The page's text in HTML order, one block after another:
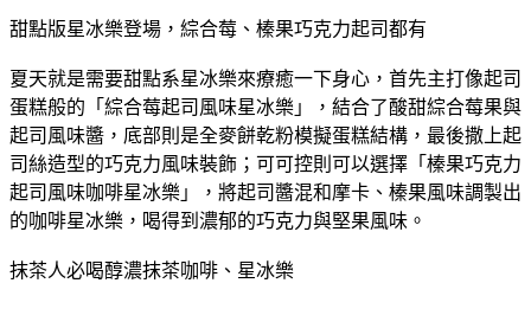
甜點版星冰樂登場，綜合莓、榛果巧克力起司都有
夏天就是需要甜點系星冰樂來療癒一下身心，首先主打像起司
蛋糕般的「綜合莓起司風味星冰樂」，結合了酸甜綜合莓果與
起司風味醬，底部則是全麥餅乾粉模擬蛋糕結構，最後撒上起
司絲造型的巧克力風味裝飾；可可控則可以選擇「榛果巧克力
起司風味咖啡星冰樂」，將起司醬混和摩卡、榛果風味調製出
的咖啡星冰樂，喝得到濃郁的巧克力與堅果風味。
抹茶人必喝醇濃抹茶咖啡、星冰樂